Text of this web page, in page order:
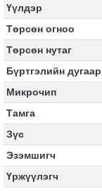
Үүлдэр
Төрсөн огноо
Төрсөн нутаг
Бүртгэлийн дугаар
Микрочип
Тамга
Зүс
Эзэмшигч
Үржүүлэгч